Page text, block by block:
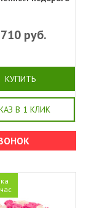
руб.
КУПИТЬ
В 1 КЛИК